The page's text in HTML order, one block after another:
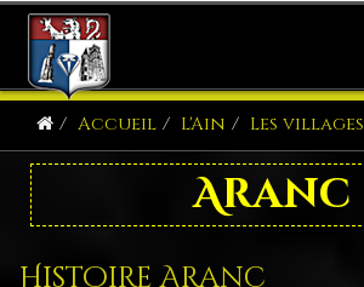
Accueil L'Ain Les villages
Aranc
Histoire Aranc